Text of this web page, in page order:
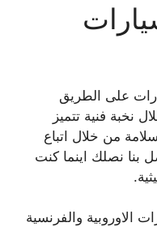
على الطريق
نخبة فنية تتميز
من خلال اتباع
بنا نصلك اينما كنت
الاوروبية والفرنسية